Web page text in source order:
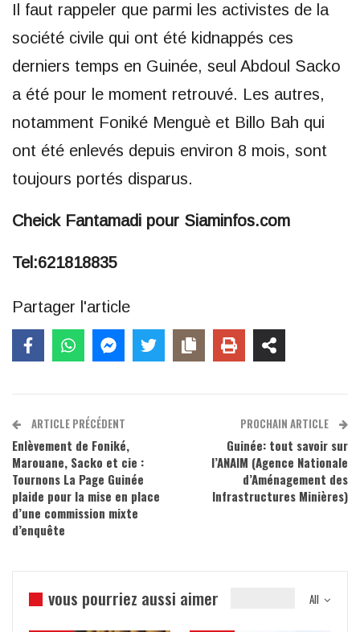
Il faut rappeler que parmi les activistes de la
société civile qui ont été kidnappés ces
derniers temps en Guinée, seul Abdoul Sacko
a été pour le moment retrouvé. Les autres,
notamment Foniké Menguè et Billo Bah qui
ont été enlevés depuis environ 8 mois, sont
toujours portés disparus.
Cheick Fantamadi pour Siaminfos.com
Tel:621818835
Partager l'article
ARTICLE PRÉCÉDENT
Enlèvement de Foniké,
Marouane, Sacko et cie :
Tournons La Page Guinée
plaide pour la mise en place
d’une commission mixte
d’enquête
PROCHAIN ARTICLE
Guinée: tout savoir sur
l’ANAIM (Agence Nationale
d’Aménagement des
Infrastructures Minières)
All
vous pourriez aussi aimer